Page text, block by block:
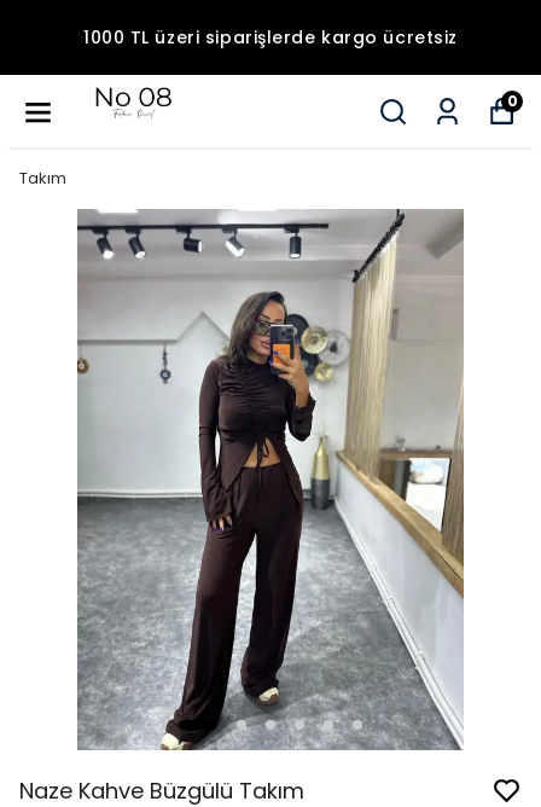
1000 TL üzeri siparişlerde kargo ücretsiz
0
Takım
Naze Kahve Büzgülü Takım